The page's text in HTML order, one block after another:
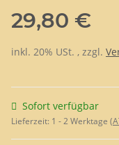
29,80 €
inkl. 20% USt. , zzgl.
Sofort verfügbar
Lieferzeit: 1 - 2 Werktage